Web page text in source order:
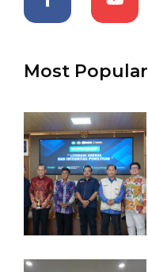
Most Popular